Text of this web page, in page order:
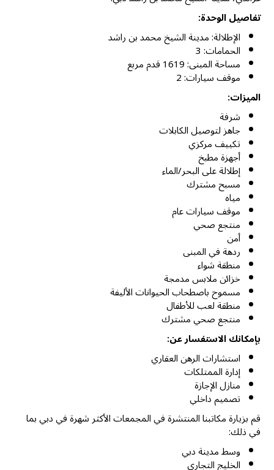
تفاصيل الوحدة:
الإطلالة: مدينة الشيخ محمد بن راشد
الحمامات: 3
مساحة المبنى: 1619 قدم مربع
موقف سيارات: 2
الميزات:
شرفة
جاهز لتوصيل الكابلات
تكييف مركزي
أجهزة مطبخ
إطلالة على البحر/الماء
مسبح مشترك
مياه
موقف سيارات عام
منتجع صحي
أمن
ردهة في المبنى
منطقة شواء
خزائن ملابس مدمجة
مسموح باصطحاب الحيوانات الأليفة
منطقة لعب للأطفال
منتجع صحي مشترك
بإمكانك الاستفسار عن:
استشارات الرهن العقاري
إدارة الممتلكات
منازل الإجازة
تصميم داخلي
قم بزيارة مكاتبنا المنتشرة في المجمعات الأكثر شهرة في دبي بما
في ذلك:
وسط مدينة دبي
الخليج التجاري